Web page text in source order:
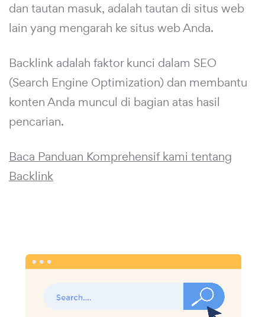
dan tautan masuk, adalah tautan di situs web
lain yang mengarah ke situs web Anda.
Backlink adalah faktor kunci dalam SEO
(Search Engine Optimization) dan membantu
konten Anda muncul di bagian atas hasil
pencarian.
Baca Panduan Komprehensif kami tentang
Backlink